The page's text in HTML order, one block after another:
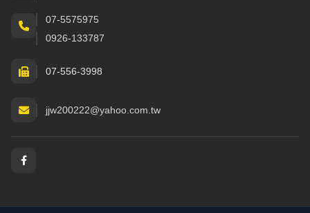
07-5575975
0926-133787
07-556-3998
jjw200222@yahoo.com.tw
社群與通訊